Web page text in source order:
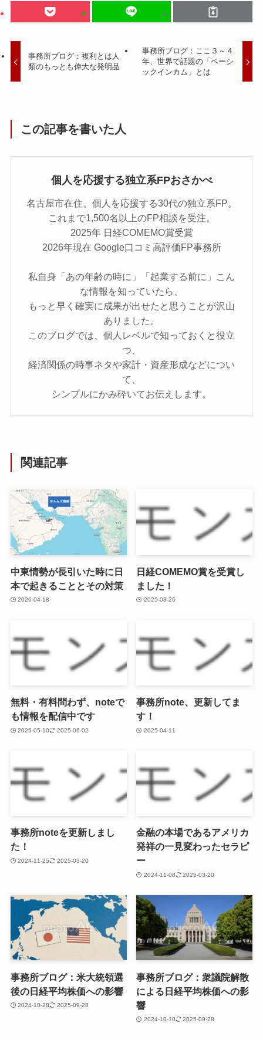
事務所ブログ：複利とは人
類のもっとも偉大な発明品
事務所ブログ：ここ３～４
年、世界で話題の「ベーシ
ックインカム」とは
この記事を書いた人
個人を応援する独立系FPおさかべ
名古屋市在住。個人を応援する30代の独立系FP。
これまで1,500名以上のFP相談を受注。
2025年 日経COMEMO賞受賞
2026年現在 Google口コミ高評価FP事務所
私自身「あの年齢の時に」「起業する前に」こん
な情報を知っていたら、
もっと早く確実に成果が出せたと思うことが沢山
ありました。
このブログでは、個人レベルで知っておくと役立
つ、
経済関係の時事ネタや家計・資産形成などについ
て、
シンプルにかみ砕いてお伝えします。
関連記事
中東情勢が長引いた時に日
本で起きることとその対策
2026-04-18
日経COMEMO賞を受賞し
ました！
2025-08-26
無料・有料問わず、noteで
も情報を配信中です
2025-05-10 2025-06-02
事務所note、更新してま
す！
2025-04-11
事務所noteを更新しまし
た！
2024-11-25 2025-03-20
金融の本場であるアメリカ
発祥の一見変わったセラピ
ー
2024-11-08 2025-03-20
事務所ブログ：米大統領選
後の日経平均株価への影響
2024-10-28 2025-09-28
事務所ブログ：衆議院解散
による日経平均株価への影
響
2024-10-10 2025-09-28